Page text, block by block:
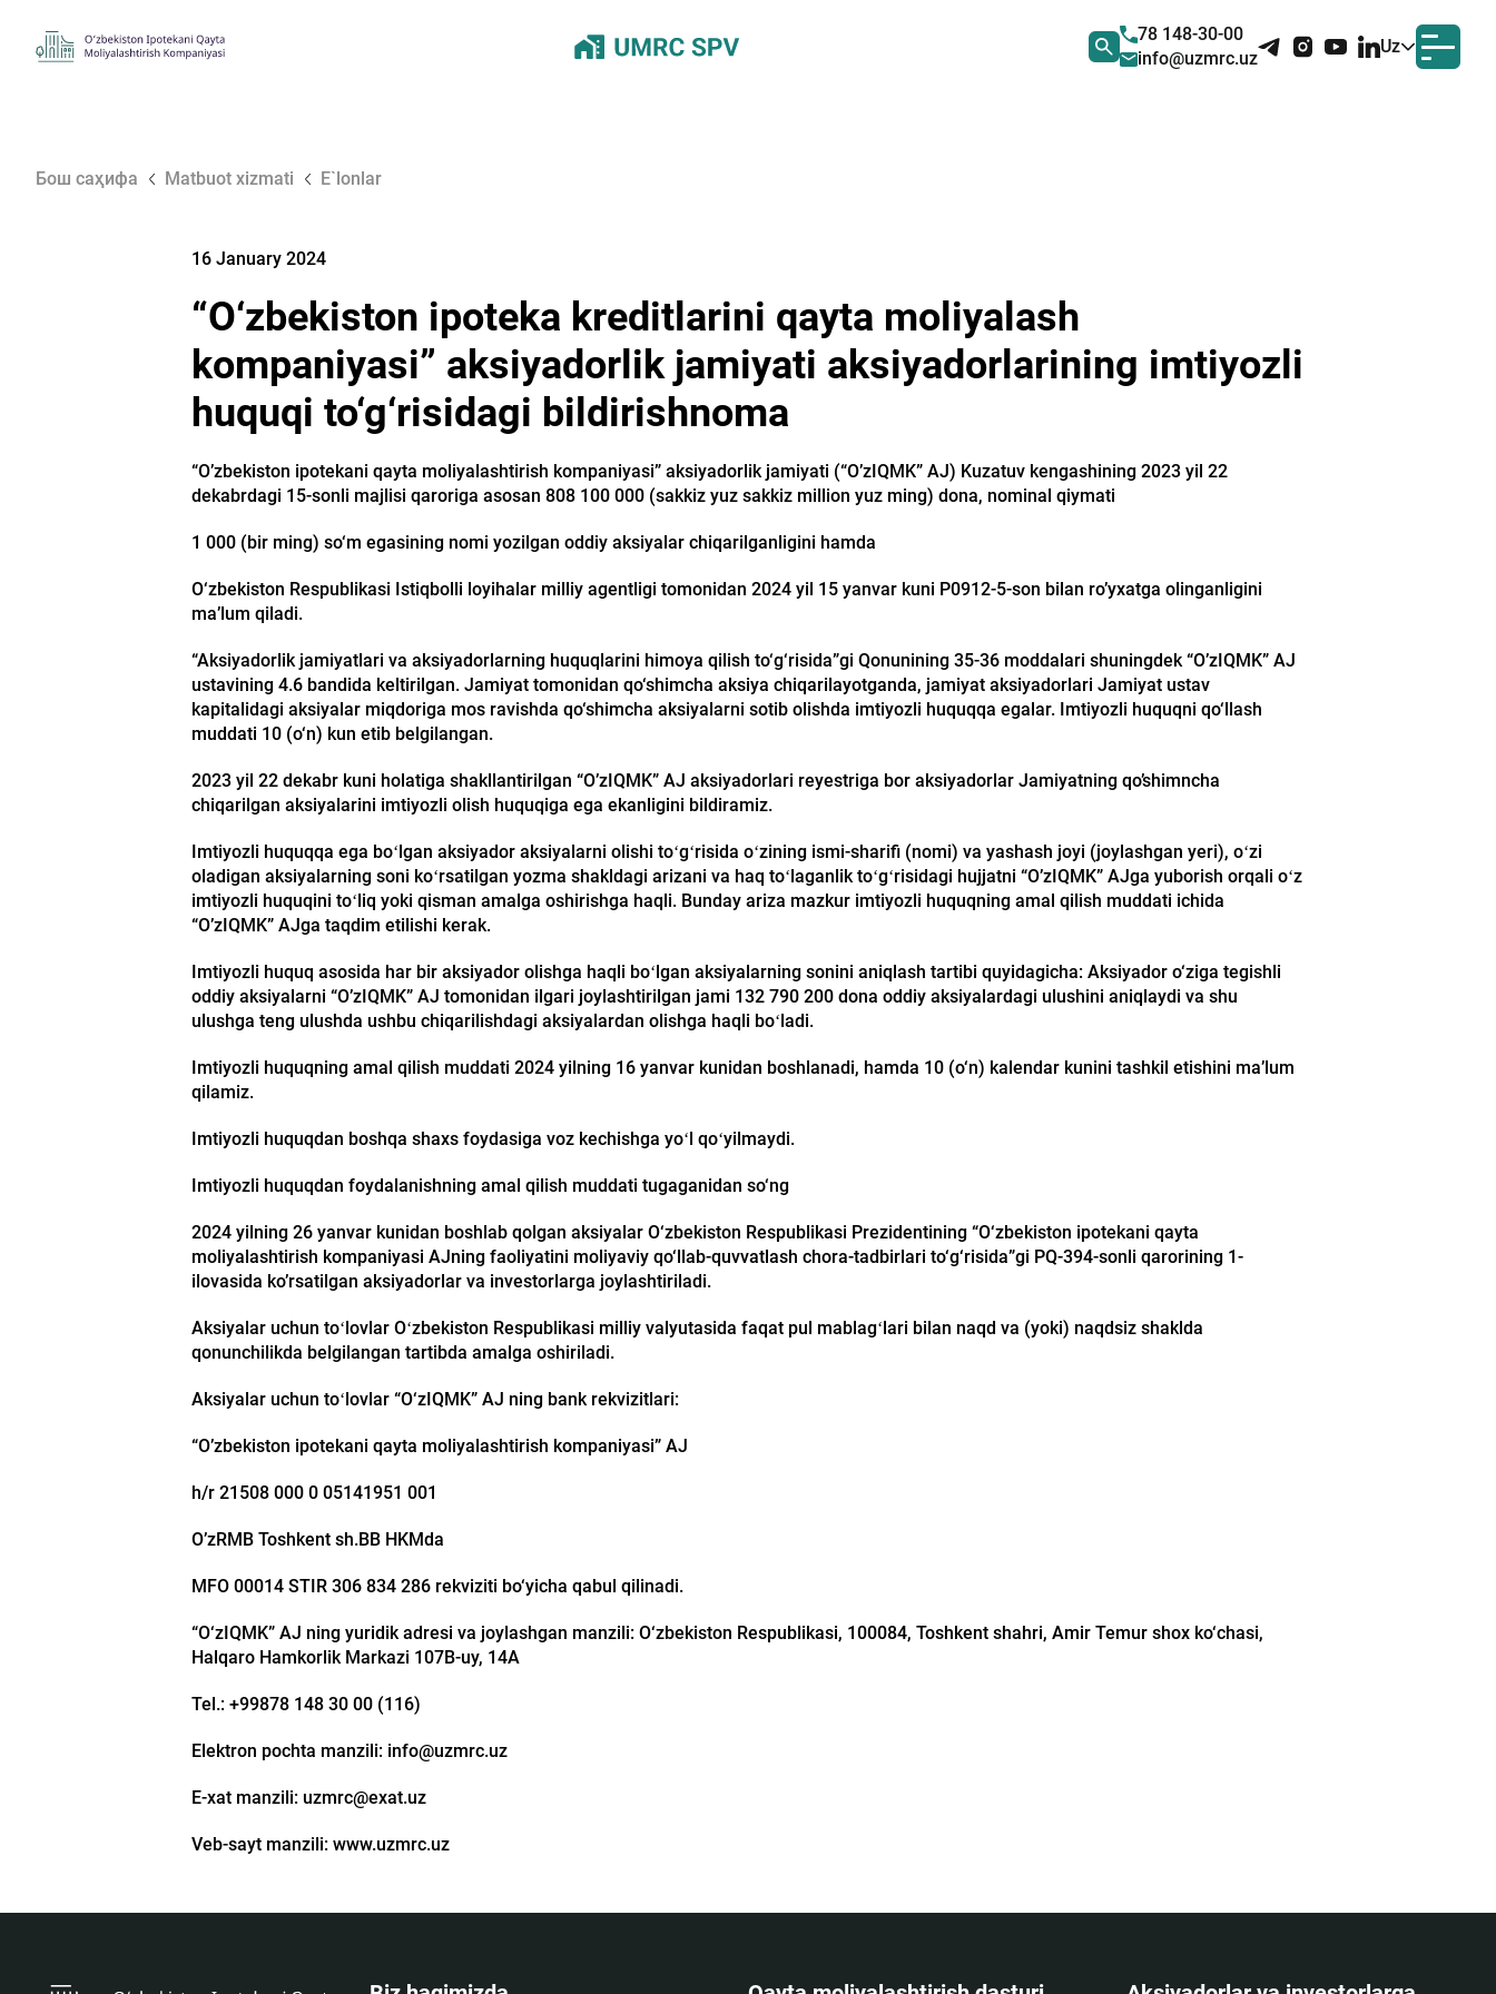
78 148-30-00
info@uzmrc.uz
Uz
Бош саҳифа Matbuot xizmati E`lonlar
16 January 2024
“O‘zbekiston ipoteka kreditlarini qayta moliyalash
kompaniyasi” aksiyadorlik jamiyati aksiyadorlarining imtiyozli
huquqi to‘g‘risidagi bildirishnoma
“O’zbekiston ipotekani qayta moliyalashtirish kompaniyasi” aksiyadorlik jamiyati (“O’zIQMK” AJ) Kuzatuv kengashining 2023 yil 22
dekabrdagi 15-sonli majlisi qaroriga asosan 808 100 000 (sakkiz yuz sakkiz million yuz ming) dona, nominal qiymati
1 000 (bir ming) sо‘m egasining nomi yozilgan oddiy aksiyalar chiqarilganligini hamda
O‘zbekiston Respublikasi Istiqbolli loyihalar milliy agentligi tomonidan 2024 yil 15 yanvar kuni P0912-5-son bilan ro’yxatga olinganligini
ma’lum qiladi.
“Aksiyadorlik jamiyatlari va aksiyadorlarning huquqlarini himoya qilish to‘g‘risida”gi Qonunining 35-36 moddalari shuningdek “O’zIQMK” AJ
ustavining 4.6 bandida keltirilgan. Jamiyat tomonidan qo‘shimcha aksiya chiqarilayotganda, jamiyat aksiyadorlari Jamiyat ustav
kapitalidagi aksiyalar miqdoriga mos ravishda qo‘shimcha aksiyalarni sotib olishda imtiyozli huquqqa egalar. Imtiyozli huquqni qo‘llash
muddati 10 (o‘n) kun etib belgilangan.
2023 yil 22 dekabr kuni holatiga shakllantirilgan “O’zIQMK” AJ aksiyadorlari reyestriga bor aksiyadorlar Jamiyatning qo’shimncha
chiqarilgan aksiyalarini imtiyozli olish huquqiga ega ekanligini bildiramiz.
Imtiyozli huquqqa ega boʻlgan aksiyador aksiyalarni olishi toʻgʻrisida oʻzining ismi-sharifi (nomi) va yashash joyi (joylashgan yeri), oʻzi
oladigan aksiyalarning soni koʻrsatilgan yozma shakldagi arizani va haq toʻlaganlik toʻgʻrisidagi hujjatni “O’zIQMK” AJga yuborish orqali oʻz
imtiyozli huquqini toʻliq yoki qisman amalga oshirishga haqli. Bunday ariza mazkur imtiyozli huquqning amal qilish muddati ichida
“O’zIQMK” AJga taqdim etilishi kerak.
Imtiyozli huquq asosida har bir aksiyador olishga haqli boʻlgan aksiyalarning sonini aniqlash tartibi quyidagicha: Aksiyador o‘ziga tegishli
oddiy aksiyalarni “O’zIQMK” AJ tomonidan ilgari joylashtirilgan jami 132 790 200 dona oddiy aksiyalardagi ulushini aniqlaydi va shu
ulushga teng ulushda ushbu chiqarilishdagi aksiyalardan olishga haqli boʻladi.
Imtiyozli huquqning amal qilish muddati 2024 yilning 16 yanvar kunidan boshlanadi, hamda 10 (o‘n) kalendar kunini tashkil etishini ma’lum
qilamiz.
Imtiyozli huquqdan boshqa shaxs foydasiga voz kechishga yoʻl qoʻyilmaydi.
Imtiyozli huquqdan foydalanishning amal qilish muddati tugaganidan so‘ng
2024 yilning 26 yanvar kunidan boshlab qolgan aksiyalar O‘zbekiston Respublikasi Prezidentining “O‘zbekiston ipotekani qayta
moliyalashtirish kompaniyasi AJning faoliyatini moliyaviy qo‘llab-quvvatlash chora-tadbirlari to‘g‘risida”gi PQ-394-sonli qarorining 1-
ilovasida ko’rsatilgan aksiyadorlar va investorlarga joylashtiriladi.
Aksiyalar uchun toʻlovlar Oʻzbekiston Respublikasi milliy valyutasida faqat pul mablagʻlari bilan naqd va (yoki) naqdsiz shaklda
qonunchilikda belgilangan tartibda amalga oshiriladi.
Aksiyalar uchun toʻlovlar “O‘zIQMK” AJ ning bank rekvizitlari:
“O’zbekiston ipotekani qayta moliyalashtirish kompaniyasi” АJ
h/r 21508 000 0 05141951 001
O’zRMB Toshkent sh.BB HKMda
MFO 00014 STIR 306 834 286 rekviziti bo‘yicha qabul qilinadi.
“O‘zIQMK” AJ ning yuridik adresi va joylashgan manzili: O‘zbekiston Respublikasi, 100084, Toshkent shahri, Amir Temur shox ko‘chasi,
Halqaro Hamkorlik Markazi 107B-uy, 14A
Tel.: +99878 148 30 00 (116)
Elektron pochta manzili: info@uzmrc.uz
E-xat manzili: uzmrc@exat.uz
Veb-sayt manzili: www.uzmrc.uz